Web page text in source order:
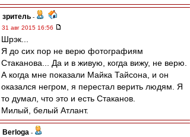
зpитель -
31 авг 2015 16:56
Шрэк...
Я до сих пор не верю фотографиям
Стаканова... Да и в живую, когда вижу, не верю.
А когда мне показали Майка Тайсона, и он
оказался негром, я перестал верить людям. Я
то думал, что это и есть Стаканов.
Милый, белый Атлант.
Berloga -